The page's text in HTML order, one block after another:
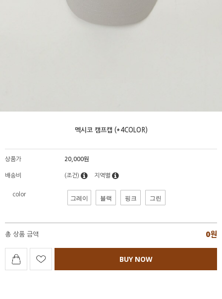
멕시코 캠프캡 (*4COLOR)
상품가 20,000원
배송비 (조건) 지역별
color 그레이 블랙 핑크 그린
총 상품 금액 0원
BUY NOW